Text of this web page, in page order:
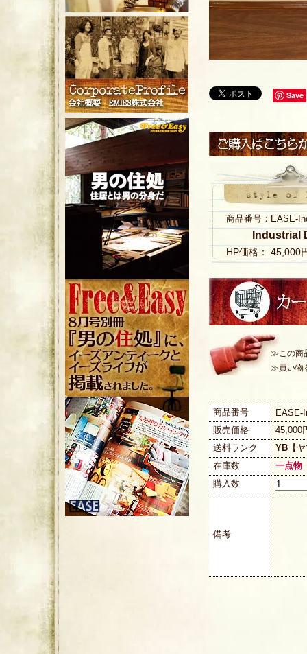
Save
商品番号：EASE-
Industrial
HP価格： 45,000
≫この商
≫買い物
商品番号
EASE-
販売価格
45,000
送料ランク
YB 【
在庫数
一点物
購入数
備考